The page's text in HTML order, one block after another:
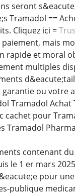
seront
Tramadol ==
Cliquez ici =
mais
rapide et moral
multiples
ou votre
Tramadol Achat
cachet pour
Tramadol
contenant
le 1 er mars
pour
publique